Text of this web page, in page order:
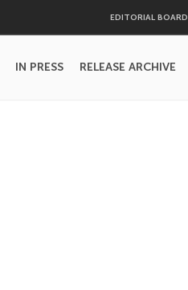
EDITORIAL BOARD
IN PRESS RELEASE ARCHIVE